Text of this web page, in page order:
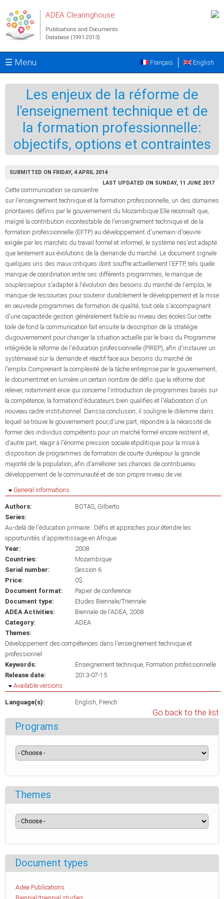
ADEA Clearinghouse
Publications and Documents
Database (1991-2013)
☰ Menu English
Français
Les enjeux de la réforme de
l'enseignement technique et de
la formation professionnelle:
objectifs, options et contraintes
SUBMITTED ON FRIDAY, 4 APRIL 2014
LAST UPDATED ON SUNDAY, 11 JUNE 2017
Cette communication se concentre
sur l'enseignement technique et la formation professionnelle, un des domaines
prioritaires définis par le gouvernement du Mozambique.Elle reconnaît que,
malgré la contribution incontestable de l'enseignement technique et de la
formation professionnelle (EFTP) au développement d'unemain-d'oeuvre
exigée par les marchés du travail formel et informel, le système nes'est adapté
que lentement aux évolutions de la demande du marché. Le document signale
quelques uns des maux critiques dont souffre actuellement l'EFTP, tels quele
manque de coordination entre ses différents programmes, le manque de
souplessepour s'adapter à l'évolution des besoins du marché de l'emploi, le
manque de ressources pour soutenir durablement le développement et la mise
en oeuvrede programmes de formation de qualité, tout cela s'accompagnant
d'une capacitéde gestion généralement faible au niveau des écoles.Sur cette
toile de fond la communication fait ensuite la description de la stratégie
dugouvernement pour changer la situation actuelle par le biais du Programme
intégréde la réforme de l'éducation professionnelle (PIREP), afin d'instaurer un
systèmeaxé sur la demande et réactif face aux besoins du marché de
l'emploi.Comprenant la complexité de la tâche entreprise par le gouvernement,
le documentmet en lumière un certain nombre de défis que la réforme doit
relever, notamment ence qui concerne l'introduction de programmes basés sur
la compétence, la formationd'éducateurs bien qualifiés et l'élaboration d'un
nouveau cadre institutionnel. Danssa conclusion, il souligne le dilemme dans
lequel se trouve le gouvernement pour,d'une part, répondre à la nécessité de
former des individus compétents pour un marché formel encore restreint et,
d'autre part, réagir à l'énorme pression sociale etpolitique pour la mise à
disposition de programmes de formation de courte duréepour la grande
majorité de la population, afin d'améliorer ses chances de contribuerau
développement de la communauté et de son propre niveau de vie.
Hide
General informations
Authors:
BOTAS, Gilberto
Series:
Au-delà de l'éducation primaire : Défis et approches pour étendre les
opportunités d'apprentissage en Afrique
Year:
2008
Countries:
Mozambique
Serial number:
Session 6
Price:
0$
Document format:
Papier de conference
Document type:
Etudes Biennale/Triennale
ADEA Activities:
Biennale de l'ADEA, 2008
Category:
ADEA
Themes:
Développement des compétences dans l'enseignement technique et
professionnel
Keywords:
Enseignement technique Formation professionnelle
Release date:
2013-07-15
Hide
Available versions
Language(s): English French
Go back to the list
Programs
Themes
Document types
Adea Publications